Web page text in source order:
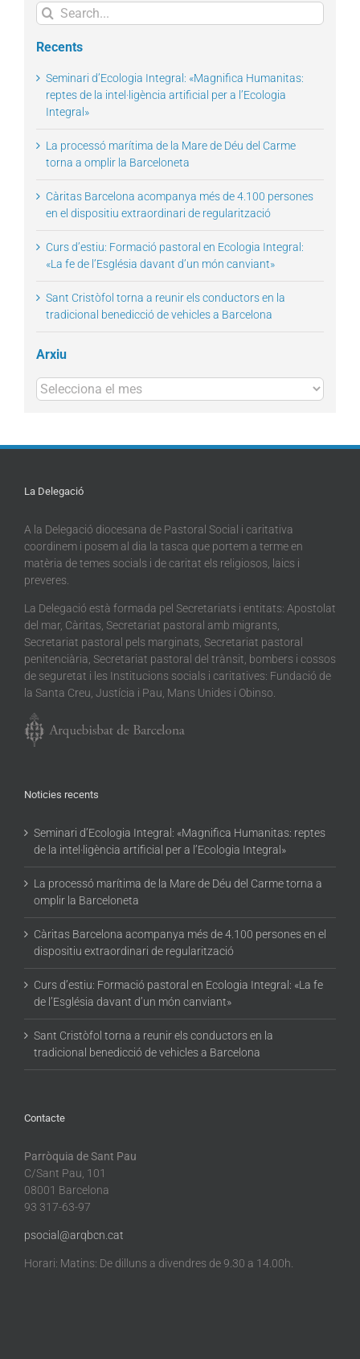
Search
for:
Recents
Seminari d’Ecologia Integral: «Magnifica Humanitas:
reptes de la intel·ligència artificial per a l’Ecologia
Integral»
La processó marítima de la Mare de Déu del Carme
torna a omplir la Barceloneta
Càritas Barcelona acompanya més de 4.100 persones
en el dispositiu extraordinari de regularització
Curs d’estiu: Formació pastoral en Ecologia Integral:
«La fe de l’Església davant d’un món canviant»
Sant Cristòfol torna a reunir els conductors en la
tradicional benedicció de vehicles a Barcelona
Arxiu
Arxius
La Delegació
A la Delegació diocesana de Pastoral Social i caritativa
coordinem i posem al dia la tasca que portem a terme en
matèria de temes socials i de caritat els religiosos, laics i
preveres.
La Delegació està formada pel Secretariats i entitats: Apostolat
del mar, Càritas, Secretariat pastoral amb migrants,
Secretariat pastoral pels marginats, Secretariat pastoral
penitenciària, Secretariat pastoral del trànsit, bombers i cossos
de seguretat i les Institucions socials i caritatives: Fundació de
la Santa Creu, Justícia i Pau, Mans Unides i Obinso.
Noticies recents
Seminari d’Ecologia Integral: «Magnifica Humanitas: reptes
de la intel·ligència artificial per a l’Ecologia Integral»
La processó marítima de la Mare de Déu del Carme torna a
omplir la Barceloneta
Càritas Barcelona acompanya més de 4.100 persones en el
dispositiu extraordinari de regularització
Curs d’estiu: Formació pastoral en Ecologia Integral: «La fe
de l’Església davant d’un món canviant»
Sant Cristòfol torna a reunir els conductors en la
tradicional benedicció de vehicles a Barcelona
Contacte
Parròquia de Sant Pau
C/Sant Pau, 101
08001 Barcelona
93 317-63-97
psocial@arqbcn.cat
Horari: Matins: De dilluns a divendres de 9.30 a 14.00h.